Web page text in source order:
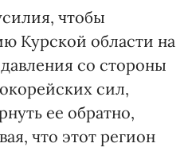
чтобы
Курской области на
со стороны
сил,
ее обратно,
что этот регион